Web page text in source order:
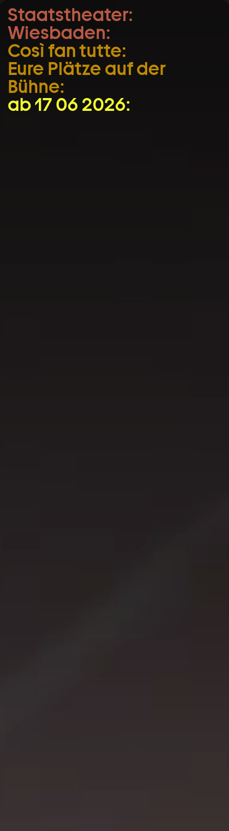
Zum Hauptinhalt springen
Zum Footer springen
Staatstheater:
Wiesbaden:
Così fan tutte:
Eure Plätze auf der
Bühne:
ab 17 06 2026: